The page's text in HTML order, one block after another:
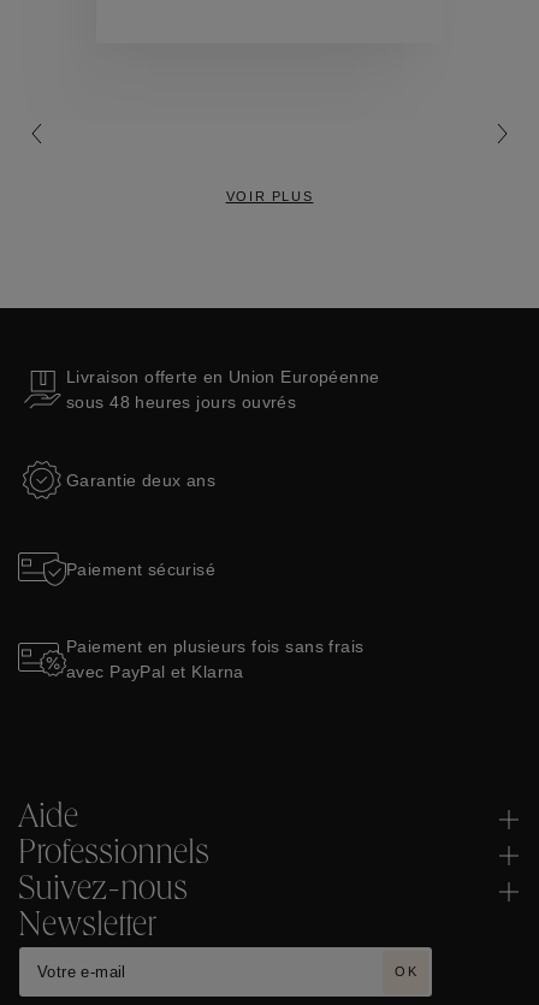
VOIR PLUS
Livraison offerte en Union Européenne
sous 48 heures jours ouvrés
Garantie deux ans
Paiement sécurisé
Paiement en plusieurs fois sans frais
avec PayPal et Klarna
Aide
Professionnels
Suivez-nous
Newsletter
OK